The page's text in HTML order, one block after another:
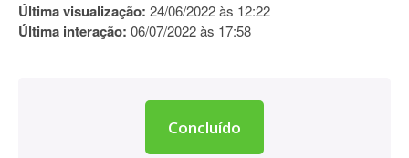
Última visualização: 24/06/2022 às 12:22
Última interação: 06/07/2022 às 17:58
Concluído